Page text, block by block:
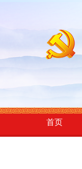
首页